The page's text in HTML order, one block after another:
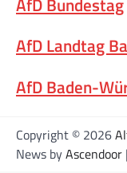
AfD Landtag
AfD Baden-
Copyright © 2026
News byAscendoor